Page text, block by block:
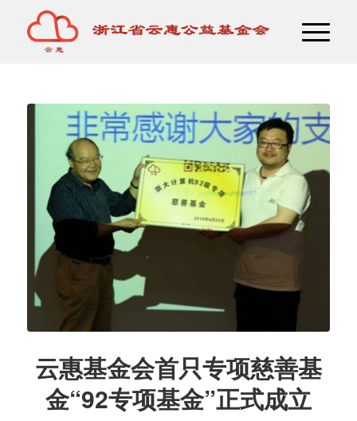
云惠基金会首只专项慈善基
金“92专项基金”正式成立